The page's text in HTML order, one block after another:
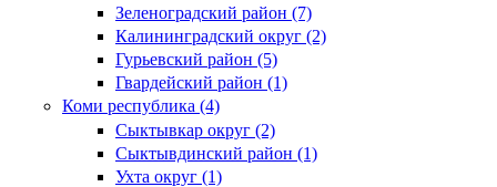
Зеленоградский район (7)
Калининградский округ (2)
Гурьевский район (5)
Гвардейский район (1)
Коми республика (4)
Сыктывкар округ (2)
Сыктывдинский район (1)
Ухта округ (1)